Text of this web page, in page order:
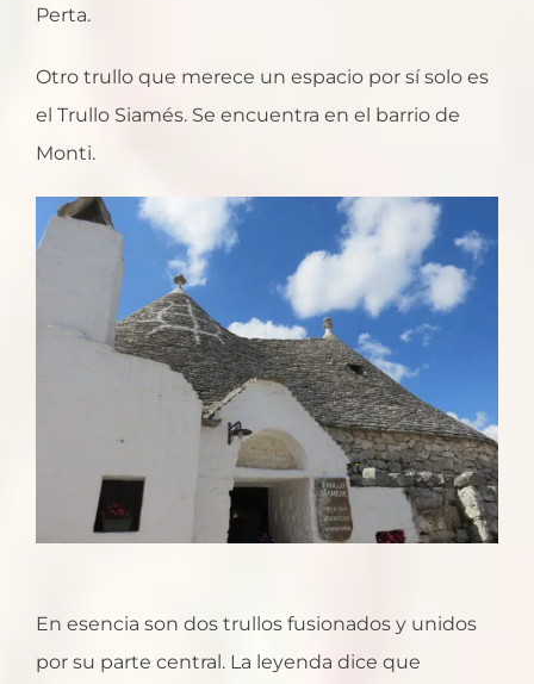
Perta.
Otro trullo que merece un espacio por sí solo es
el Trullo Siamés. Se encuentra en el barrio de
Monti.
En esencia son dos trullos fusionados y unidos
por su parte central. La leyenda dice que